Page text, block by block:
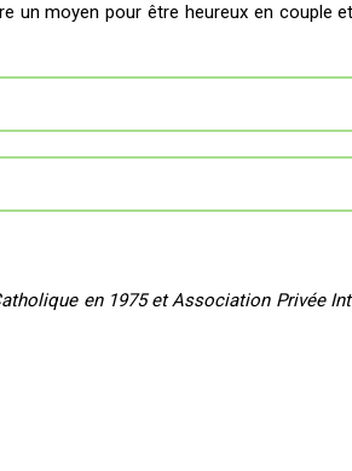
un moyen pour être heureux en couple
en 1975 et Association Privée